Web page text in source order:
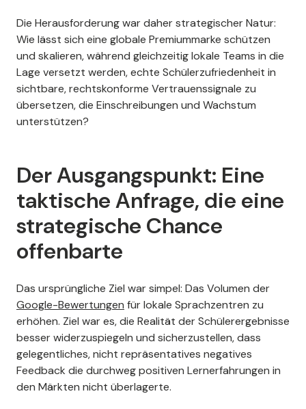
Die Herausforderung war daher strategischer Natur:
Wie lässt sich eine globale Premiummarke schützen
und skalieren, während gleichzeitig lokale Teams in die
Lage versetzt werden, echte Schülerzufriedenheit in
sichtbare, rechtskonforme Vertrauenssignale zu
übersetzen, die Einschreibungen und Wachstum
unterstützen?
Der Ausgangspunkt: Eine
taktische Anfrage, die eine
strategische Chance
offenbarte
Das ursprüngliche Ziel war simpel: Das Volumen der
Google-Bewertungen für lokale Sprachzentren zu
erhöhen. Ziel war es, die Realität der Schülerergebnisse
besser widerzuspiegeln und sicherzustellen, dass
gelegentliches, nicht repräsentatives negatives
Feedback die durchweg positiven Lernerfahrungen in
den Märkten nicht überlagerte.